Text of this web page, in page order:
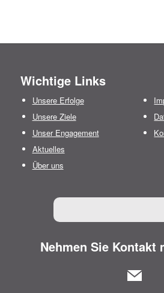
Wichtige Links
Unsere Erfolge
Unsere Ziele
Unser Engagement
Aktuelles
Über uns
Nehmen Sie Kontakt